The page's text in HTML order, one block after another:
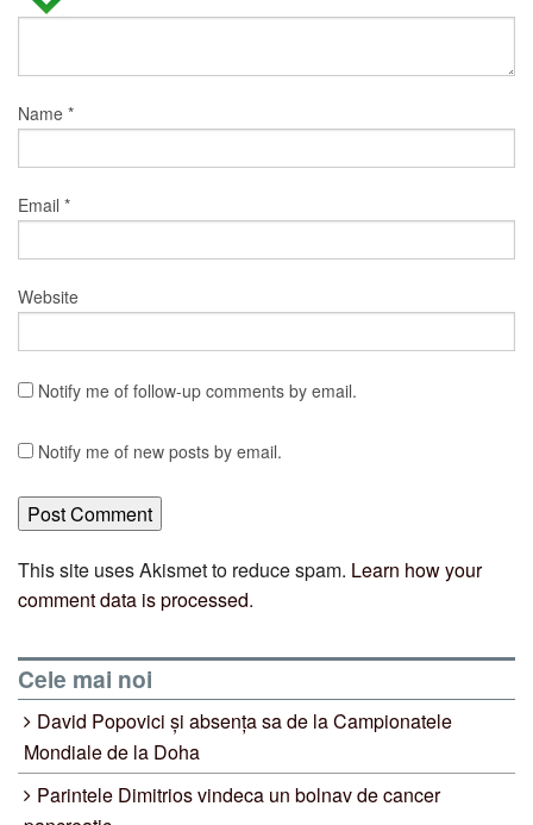
Name *
Email *
Website
Notify me of follow-up comments by email.
Notify me of new posts by email.
This site uses Akismet to reduce spam. Learn how your
comment data is processed.
Cele mai noi
David Popovici și absența sa de la Campionatele
Mondiale de la Doha
Parintele Dimitrios vindeca un bolnav de cancer